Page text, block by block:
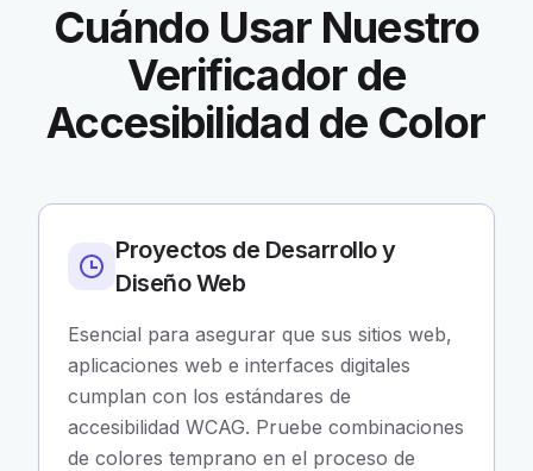
Cuándo Usar Nuestro
Verificador de
Accesibilidad de Color
Proyectos de Desarrollo y
Diseño Web
Esencial para asegurar que sus sitios web,
aplicaciones web e interfaces digitales
cumplan con los estándares de
accesibilidad WCAG. Pruebe combinaciones
de colores temprano en el proceso de